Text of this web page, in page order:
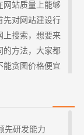
网站质量上能够
先对网站建设行
上搜索，想要来
的方法，大家都
能贪图价格便宜
专业的，建议
先研发能力